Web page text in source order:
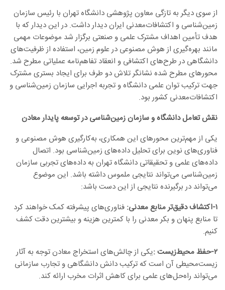
از سوی دیگر به تازگی معاون پژوهشی دانشگاه تهران با رئیس سازمان
زمین‌شناسی و اکتشافات‌معدنی ایران دیدار داشت. در این دیدار که با
هدف تأمین اهداف مشترک علمی و صنعتی برگزار شد موضوعات مهمی
مانند بهره‌گیری از هوش مصنوعی در علوم زمین، استفاده از ظرفیت‌های
دانشگاهی در طرح‌های اکتشافی و انعقاد تفاهم‌نامه عملیاتی مطرح شد.
محور‌های مطرح شده نشانگر تلاش دو طرف برای ایجاد بستری مشترک
جهت ترکیب توان علمی دانشگاه و تجربه اجرایی سازمان زمین‌شناسی و
اکتشافات‌معدنی کشور بود.
نقش تعامل دانشگاه و سازمان زمین‌شناسی در توسعه پایدار معادن
یکی از مهم‌ترین محور‌های این همکاری، به‌کارگیری هوش مصنوعی و
فناوری‌های نوین برای تحلیل داده‌های زمین‌شناسی بود. اتصال
داده‌های علمی و تحقیقاتی دانشگاه تهران به داده‌های تجربی سازمان
زمین‌شناسی می‌تواند نتایجی ملموس داشته باشد. این موضوع
می‌تواند در برگیرنده نتایجی از این دست باشد:
۱-اکتشاف دقیق‌تر منابع معدنی: فناوری‌های پیشرفته کمک خواهند کرد
تا منابع پنهان و بکر معدنی را با کمترین هزینه و بیشترین دقت کشف
کنیم.
۲-حفظ محیط‌زیست:یکی از چالش‌های استخراج معادن توجه به آثار
زیست‌محیطی آن است که ترکیب دانش دانشگاهی و تجارب سازمانی
می‌تواند راه‌حل‌های علمی برای کاهش اثرات مخرب ارائه کند.